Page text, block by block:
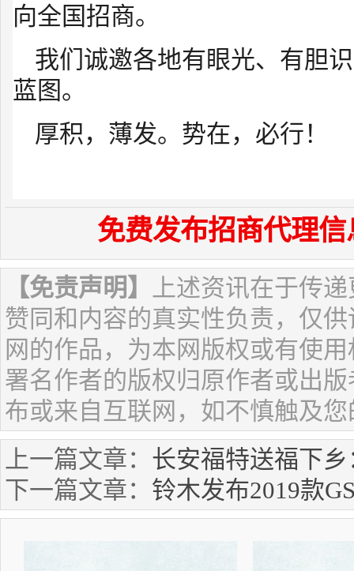
向全国招商。
我们诚邀各地有眼光、有胆
蓝图。
厚积，薄发。势在，必行！
免费发布招商代理信
【免责声明】 上述资讯在于传
赞同和内容的真实性负责，仅
网的作品，为本网版权或有使
署名作者的版权归原作者或出
布或来自互联网，如不慎触及
上一篇文章： 长安福特送福下
下一篇文章： 铃木发布2019款